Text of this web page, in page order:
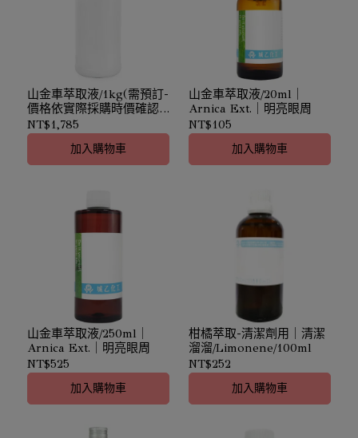
山金車萃取液/1kg(需預訂-
價格依實際採購時價確認)
｜Arnica Ext.｜明亮眼周
NT$1,785
加入購物車
山金車萃取液/20ml｜
Arnica Ext.｜明亮眼周
NT$105
加入購物車
山金車萃取液/250ml｜
Arnica Ext.｜明亮眼周
NT$525
加入購物車
柑橘萃取-清潔劑用｜清潔
溜溜/Limonene/100ml
NT$252
加入購物車